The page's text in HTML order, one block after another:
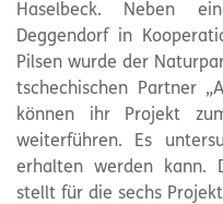
Haselbeck. Neben
Deggendorf in
Pilsen wurde der
tschechischen Partner
können ihr Projekt
weiterführen. Es
erhalten werden kann.
stellt für die sechs